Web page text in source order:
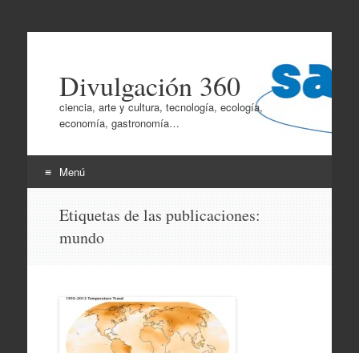
Divulgación 360
ciencia, arte y cultura, tecnología, ecología,
economía, gastronomía…
Menú
contenido
Etiquetas de las publicaciones:
mundo